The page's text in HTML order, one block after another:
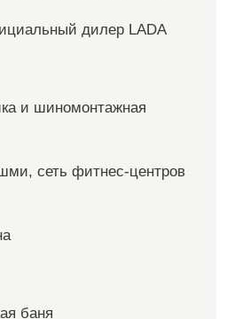
дилер LADA
и шиномонтажная
сеть фитнес-центров
баня